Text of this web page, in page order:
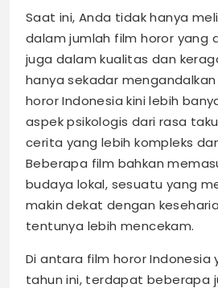
Saat ini, Anda tidak hanya
dalam jumlah film horor yang
juga dalam kualitas dan
hanya sekadar
horor Indonesia kini lebih
aspek psikologis dari rasa
cerita yang lebih kompleks
Beberapa film bahkan
budaya lokal, sesuatu yang
makin dekat dengan
tentunya lebih mencekam.
Di antara film horor Indonesia
tahun ini, terdapat beberapa